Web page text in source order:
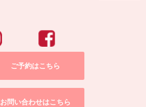
ご予約はこちら
お問い合わせはこちら